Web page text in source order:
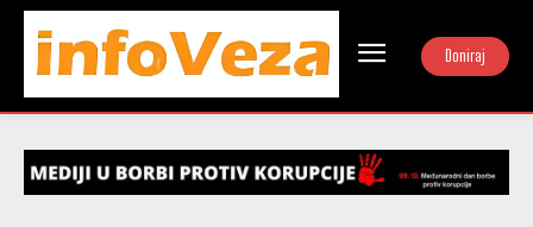
Doniraj